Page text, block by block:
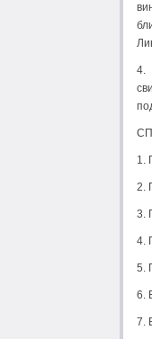
4.
1.
2.
3.
4.
5.
6.
7.